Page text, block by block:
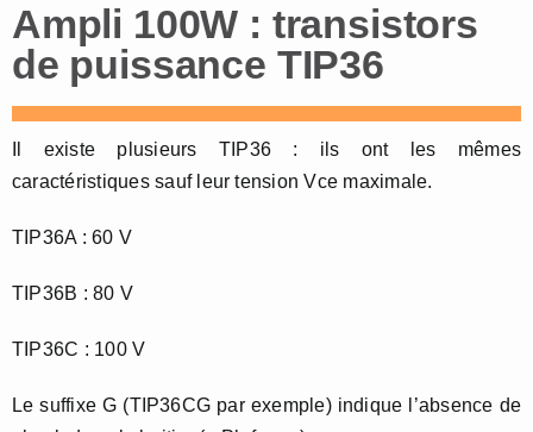
Ampli 100W : transistors
de puissance TIP36
Il existe plusieurs TIP36 : ils ont les mêmes
caractéristiques sauf leur tension Vce maximale.
TIP36A : 60 V
TIP36B : 80 V
TIP36C : 100 V
Le suffixe G (TIP36CG par exemple) indique l’absence de